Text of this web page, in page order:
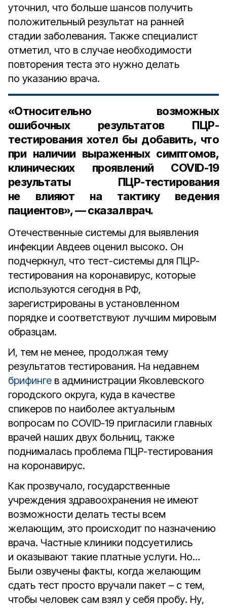
уточнил, что больше шансов получить
положительный результат на ранней
стадии заболевания. Также специалист
отметил, что в случае необходимости
повторения теста это нужно делать
по указанию врача.
«Относительно возможных
ошибочных результатов ПЦР-
тестирования хотел бы добавить, что
при наличии выраженных симптомов,
клинических проявлений COVID-19
результаты ПЦР-тестирования
не влияют на тактику ведения
пациентов», — сказал врач.
Отечественные системы для выявления
инфекции Авдеев оценил высоко. Он
подчеркнул, что тест-системы для ПЦР-
тестирования на коронавирус, которые
используются сегодня в РФ,
зарегистрированы в установленном
порядке и соответствуют лучшим мировым
образцам.
И, тем не менее, продолжая тему
результатов тестирования. На недавнем
брифинге в администрации Яковлевского
городского округа, куда в качестве
спикеров по наиболее актуальным
вопросам по COVID-19 пригласили главных
врачей наших двух больниц, также
поднималась проблема ПЦР-тестирования
на коронавирус.
Как прозвучало, государственные
учреждения здравоохранения не имеют
возможности делать тесты всем
желающим, это происходит по назначению
врача. Частные клиники подсуетились
и оказывают такие платные услуги. Но…
Были озвучены факты, когда желающим
сдать тест просто вручали пакет – с тем,
чтобы человек сам взял у себя пробу. Ну,